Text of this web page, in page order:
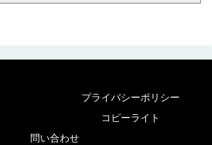
プライバシーポリシー
コピーライト
問い合わせ